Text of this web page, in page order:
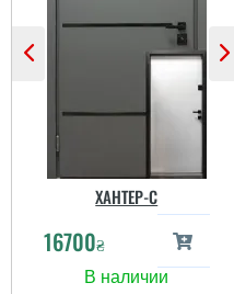
ХАНТЕР-С
16700₴